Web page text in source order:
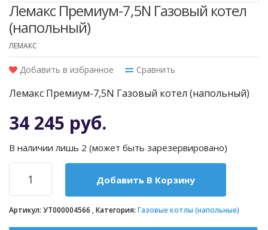
Лемакс Премиум-7,5N Газовый котел
(напольный)
ЛЕМАКС
Добавить в избранное Сравнить
Лемакс Премиум-7,5N Газовый котел (напольный)
34 245 руб.
В наличии лишь 2 (может быть зарезервировано)
Добавить В Корзину
Артикул: УТ000004566 Категория: Газовые котлы (напольные)